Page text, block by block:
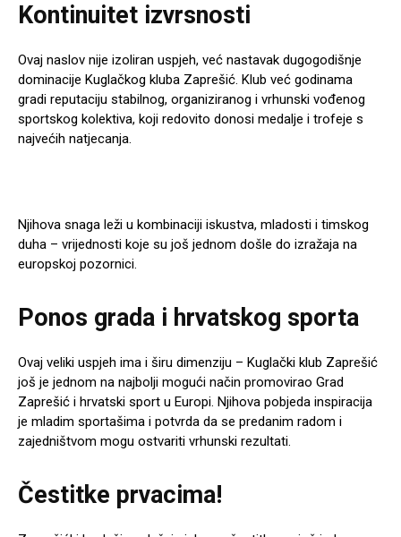
Kontinuitet izvrsnosti
Ovaj naslov nije izoliran uspjeh, već nastavak dugogodišnje
dominacije Kuglačkog kluba Zaprešić. Klub već godinama
gradi reputaciju stabilnog, organiziranog i vrhunski vođenog
sportskog kolektiva, koji redovito donosi medalje i trofeje s
najvećih natjecanja.
Njihova snaga leži u kombinaciji iskustva, mladosti i timskog
duha – vrijednosti koje su još jednom došle do izražaja na
europskoj pozornici.
Ponos grada i hrvatskog sporta
Ovaj veliki uspjeh ima i širu dimenziju – Kuglački klub Zaprešić
još je jednom na najbolji mogući način promovirao Grad
Zaprešić i hrvatski sport u Europi. Njihova pobjeda inspiracija
je mladim sportašima i potvrda da se predanim radom i
zajedništvom mogu ostvariti vrhunski rezultati.
Čestitke prvacima!